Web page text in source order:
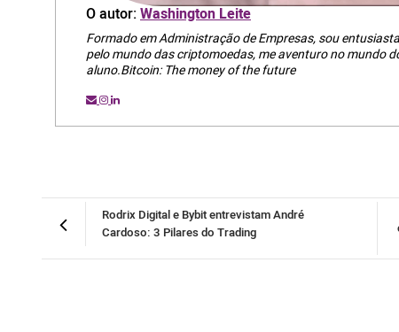
O autor:Washington Leite
Formado em Administração de Empresas, sou
pelo mundo das criptomoedas, me aventuro no mundo
aluno.Bitcoin: The money of the future
Rodrix Digital e Bybit entrevistam André
Cardoso: 3 Pilares do Trading